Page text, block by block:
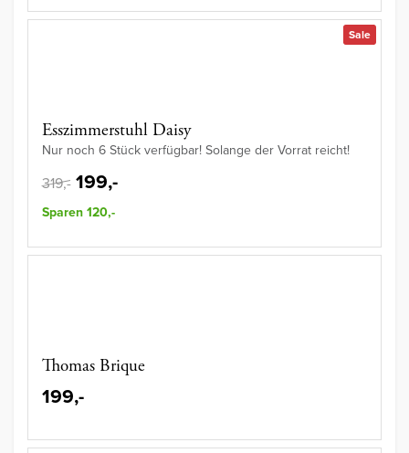
Sale
Esszimmerstuhl Daisy
Nur noch 6 Stück verfügbar! Solange der Vorrat reicht!
319,- 199,-
Sparen 120,-
Thomas Brique
199,-